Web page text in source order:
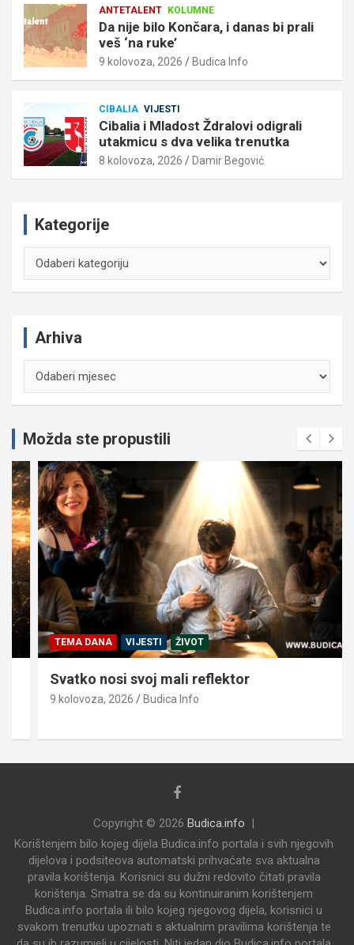
ANTETALENT KOLUMNE
Da nije bilo Končara, i danas bi prali
veš ‘na ruke’
9 kolovoza, 2026 Budica Info
CIBALIA VIJESTI
Cibalia i Mladost Ždralovi odigrali
utakmicu s dva velika trenutka
8 kolovoza, 2026 Damir Begović
Kategorije
Arhiva
Možda ste propustili
TEMA DANA VIJESTI ŽIVOT
Svatko nosi svoj mali reflektor
9 kolovoza, 2026 Budica Info
Copyright © 2026 Budica.info
Korištenjem bilo kojeg dijela Budica.info portala i svih njegovih
dijelova i podsiteova automatski prihvaćate sva aktualna
pravila korištenja. Korisnici su dužni redovito čitati pravila
korištenja. Smatra se da su kontinuiranim korištenjem
Budica.info portala ili bilo kojeg njegovog dijela, korisnici u
svakom trenutku upoznati s aktualnim pravilima korištenja te